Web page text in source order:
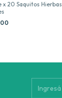
x 20 Saquitos Hierbas